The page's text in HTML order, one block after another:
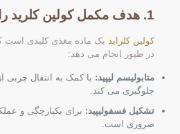
1. هدف مکمل کولین کلرید را درک کنید
کولین کلراید یک ماده مغذی کلیدی است
در طیور انجام می دهد:
متابولیسم لیپید: با کمک به انتقال چربی
جلوگیری می کند.
تشکیل فسفولیپید: برای یکپارچگی و
ضروری است.